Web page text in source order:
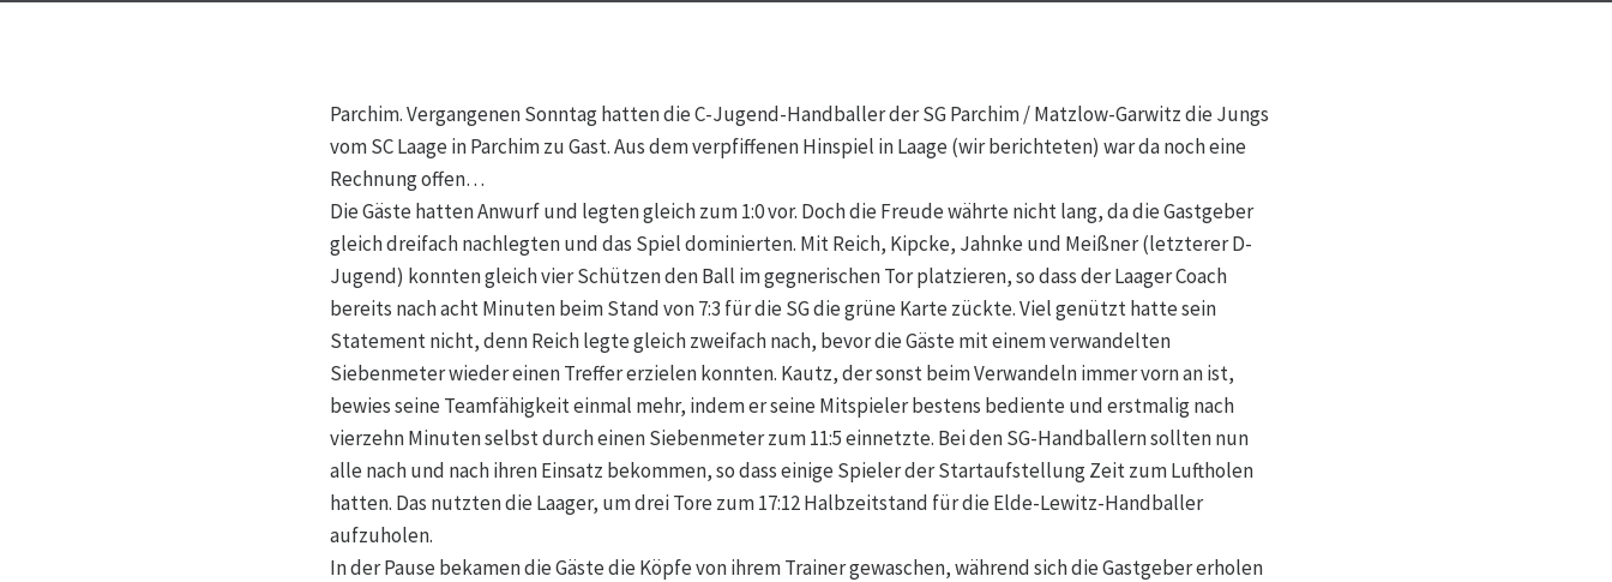
Parchim. Vergangenen Sonntag hatten die C-Jugend-Handballer der SG Parchim / Matzlow-Garwitz die Jungs
vom SC Laage in Parchim zu Gast. Aus dem verpfiffenen Hinspiel in Laage (wir berichteten) war da noch eine
Rechnung offen…
Die Gäste hatten Anwurf und legten gleich zum 1:0 vor. Doch die Freude währte nicht lang, da die Gastgeber
gleich dreifach nachlegten und das Spiel dominierten. Mit Reich, Kipcke, Jahnke und Meißner (letzterer D-
Jugend) konnten gleich vier Schützen den Ball im gegnerischen Tor platzieren, so dass der Laager Coach
bereits nach acht Minuten beim Stand von 7:3 für die SG die grüne Karte zückte. Viel genützt hatte sein
Statement nicht, denn Reich legte gleich zweifach nach, bevor die Gäste mit einem verwandelten
Siebenmeter wieder einen Treffer erzielen konnten. Kautz, der sonst beim Verwandeln immer vorn an ist,
bewies seine Teamfähigkeit einmal mehr, indem er seine Mitspieler bestens bediente und erstmalig nach
vierzehn Minuten selbst durch einen Siebenmeter zum 11:5 einnetzte. Bei den SG-Handballern sollten nun
alle nach und nach ihren Einsatz bekommen, so dass einige Spieler der Startaufstellung Zeit zum Luftholen
hatten. Das nutzten die Laager, um drei Tore zum 17:12 Halbzeitstand für die Elde-Lewitz-Handballer
aufzuholen.
In der Pause bekamen die Gäste die Köpfe von ihrem Trainer gewaschen, während sich die Gastgeber erholen